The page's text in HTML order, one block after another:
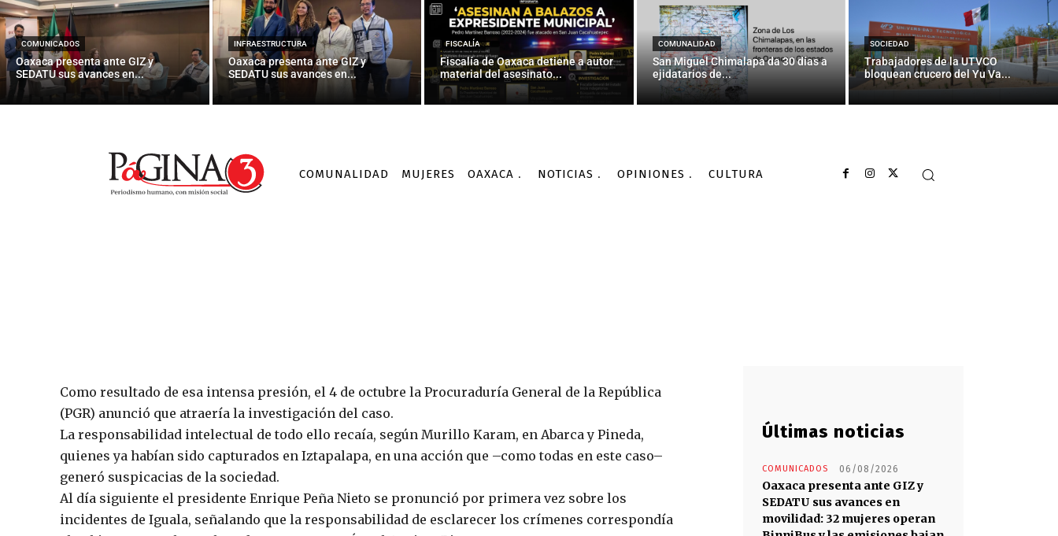
COMUNICADOS
Oaxaca presenta ante GIZ y
SEDATU sus avances en...
INFRAESTRUCTURA
Oaxaca presenta ante GIZ y
SEDATU sus avances en...
FISCALÍA
Fiscalía de Oaxaca detiene a autor
material del asesinato...
COMUNALIDAD
San Miguel Chimalapa da 30 días a
ejidatarios de...
SOCIEDAD
Trabajadores de la UTVCO
bloquean crucero del Yu Va...
COMUNALIDAD MUJERES OAXACA NOTICIAS OPINIONES CULTURA
NACIONALES
Iguala, a un año: ni verdad ni justicia — La Jornada
Por AGENCIA INFORMATIVA CONACYT - 26/09/2015
Como resultado de esa intensa presión, el 4 de octubre la Procuraduría General de la República
(PGR) anunció que atraería la investigación del caso.
La responsabilidad intelectual de todo ello recaía, según Murillo Karam, en Abarca y Pineda,
quienes ya habían sido capturados en Iztapalapa, en una acción que –como todas en este caso–
generó suspicacias de la sociedad.
Al día siguiente el presidente Enrique Peña Nieto se pronunció por primera vez sobre los
incidentes de Iguala, señalando que la responsabilidad de esclarecer los crímenes correspondía
Últimas noticias
COMUNICADOS 06/08/2026
Oaxaca presenta ante GIZ y
SEDATU sus avances en
movilidad: 32 mujeres operan